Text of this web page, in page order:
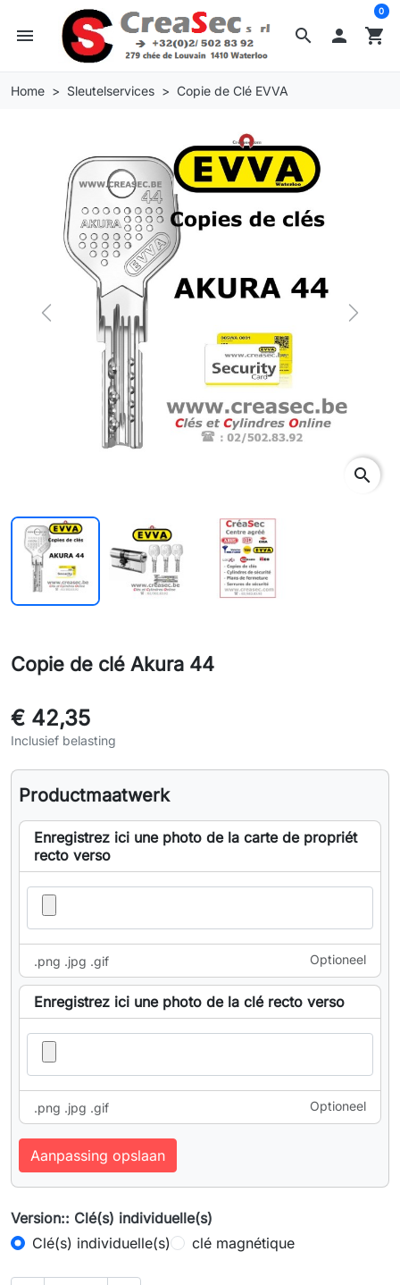
search
menu  shopping_cart
0
Home Sleutelservices Copie de Clé EVVA
Previous Next
search
Copie de clé Akura 44
€ 42,35
Inclusief belasting
Productmaatwerk
Enregistrez ici une photo de la carte de propriét
recto verso
.png .jpg .gif Optioneel
Enregistrez ici une photo de la clé recto verso
.png .jpg .gif Optioneel
Aanpassing opslaan
Version:: Clé(s) individuelle(s)
Clé(s) individuelle(s)
clé magnétique